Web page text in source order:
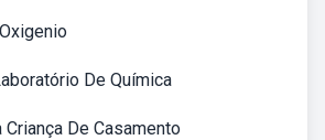
De Química
De Casamento